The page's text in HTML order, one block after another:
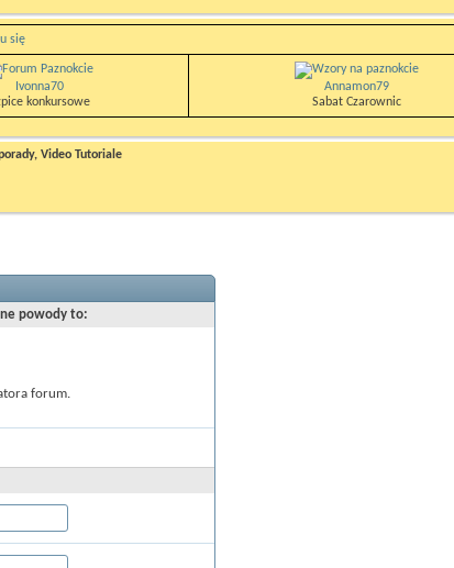
się
Ivonna70
konkursowe
Annamon79
Sabat Czarownic
Video Tutoriale
powody to:
forum.